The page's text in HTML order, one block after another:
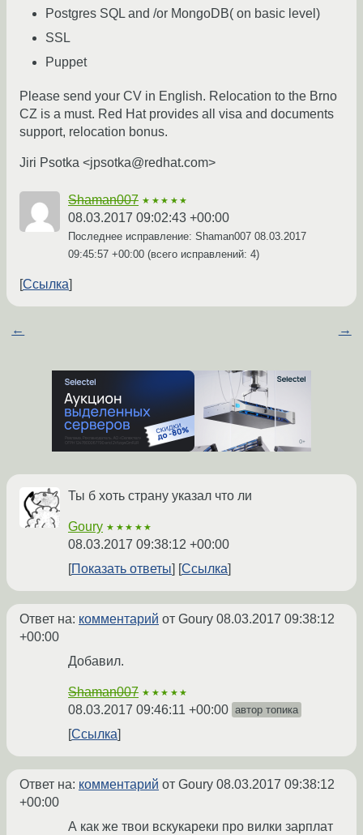
Postgres SQL and /or MongoDB( on basic level)
SSL
Puppet
Please send your CV in English. Relocation to the Brno
CZ is a must. Red Hat provides all visa and documents
support, relocation bonus.
Jiri Psotka <jpsotka@redhat.com>
Shaman007 ★★★★★
08.03.2017 09:02:43 +00:00
Последнее исправление: Shaman007 08.03.2017
09:45:57 +00:00 (всего исправлений: 4)
Ссылка
← →
Ты б хоть страну указал что ли
Goury ★★★★★
08.03.2017 09:38:12 +00:00
Показать ответы
Ссылка
Ответ на: комментарий от Goury 08.03.2017 09:38:12
+00:00
Добавил.
Shaman007 ★★★★★
08.03.2017 09:46:11 +00:00 автор топика
Ссылка
Ответ на: комментарий от Goury 08.03.2017 09:38:12
+00:00
А как же твои вскукареки про вилки зарплат